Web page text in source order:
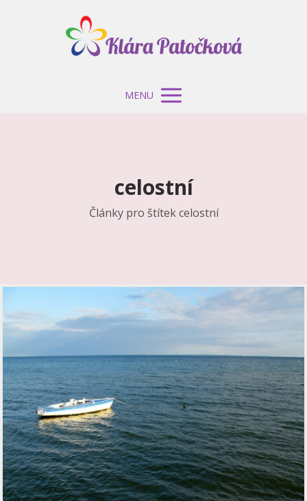
MENU
celostní
Články pro štítek celostní